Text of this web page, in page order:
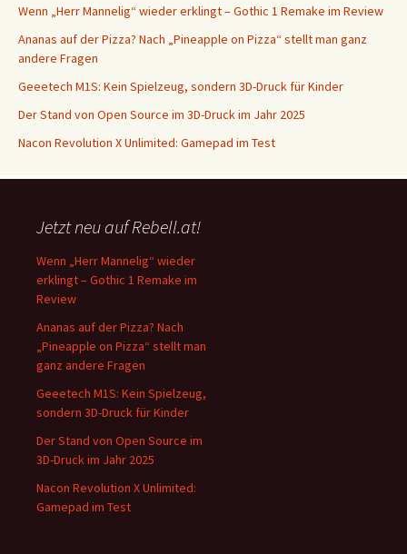
Wenn „Herr Mannelig“ wieder erklingt – Gothic 1 Remake im Review
Ananas auf der Pizza? Nach „Pineapple on Pizza“ stellt man ganz
andere Fragen
Geeetech M1S: Kein Spielzeug, sondern 3D-Druck für Kinder
Der Stand von Open Source im 3D-Druck im Jahr 2025
Nacon Revolution X Unlimited: Gamepad im Test
Jetzt neu auf Rebell.at!
Wenn „Herr Mannelig“ wieder
erklingt – Gothic 1 Remake im
Review
Ananas auf der Pizza? Nach
„Pineapple on Pizza“ stellt man
ganz andere Fragen
Geeetech M1S: Kein Spielzeug,
sondern 3D-Druck für Kinder
Der Stand von Open Source im
3D-Druck im Jahr 2025
Nacon Revolution X Unlimited:
Gamepad im Test